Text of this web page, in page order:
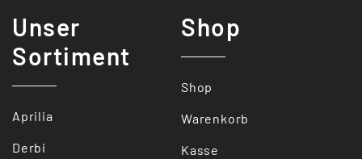
Unser
Sortiment
Aprilia
Derbi
Shop
Shop
Warenkorb
Kasse